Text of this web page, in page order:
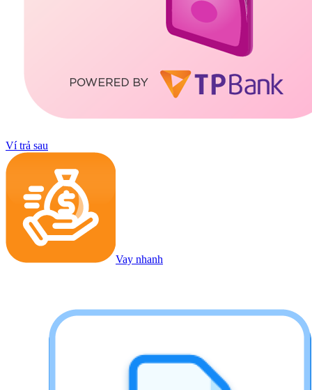
Ví trả sau
Vay nhanh